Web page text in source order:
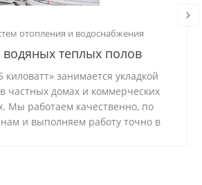
отопления и водоснабжения
теплых полов
занимается укладкой
частных домах и коммерческих
Мы работаем качественно, по
и выполняем работу точно в